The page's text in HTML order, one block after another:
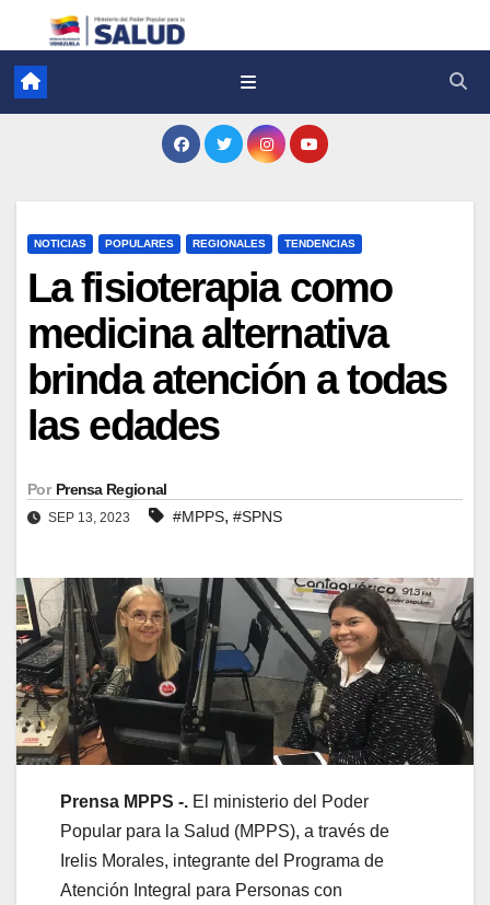
NOTICIAS POPULARES REGIONALES TENDENCIAS
La fisioterapia como
medicina alternativa
brinda atención a todas
las edades
Por Prensa Regional
SEP 13, 2023 #MPPS, #SPNS
Prensa MPPS -. El ministerio del Poder
Popular para la Salud (MPPS), a través de
Irelis Morales, integrante del Programa de
Atención Integral para Personas con